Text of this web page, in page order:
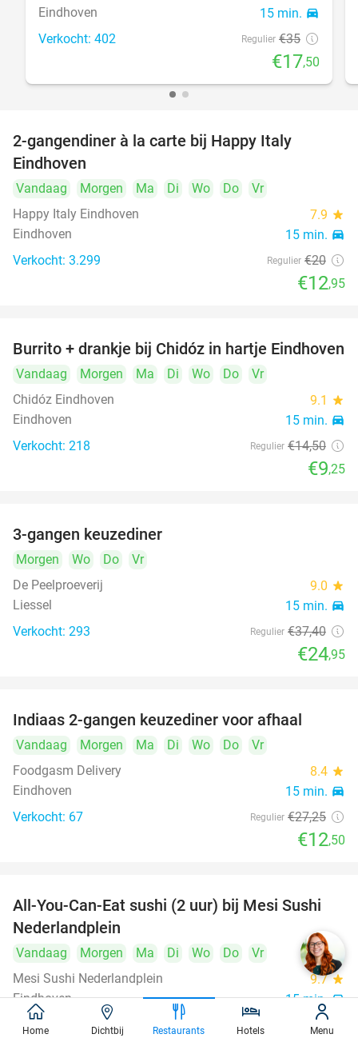
Eindhoven 15 min. directions_car
Verkocht: 402 Regulier €35
€17,50
2-gangendiner à la carte bij Happy Italy
Eindhoven
Vandaag Morgen Ma Di Wo Do
Vr
Happy Italy Eindhoven
7.9 star
Eindhoven 15 min. directions_car
Verkocht: 3.299 Regulier €20
€12,95
36%
Burrito + drankje bij Chidóz in hartje Eindhoven
Vandaag Morgen Ma Di Wo Do
Vr
Chidóz Eindhoven
9.1 star
Eindhoven 15 min. directions_car
Verkocht: 218 Regulier €14,50
€9,25
3-gangen keuzediner
Morgen Wo Do
Vr
De Peelproeverij
9.0 star
Liessel 15 min. directions_car
Verkocht: 293 Regulier €37,40
€24,95
Indiaas 2-gangen keuzediner voor afhaal
Vandaag Morgen Ma Di Wo Do
Vr
Foodgasm Delivery
8.4 star
Eindhoven 15 min. directions_car
Verkocht: 67 Regulier €27,25
€12,50
21%
All-You-Can-Eat sushi (2 uur) bij Mesi Sushi
Nederlandplein
Vandaag Morgen Ma Di Wo Do
Vr
Mesi Sushi Nederlandplein
9.7star
Eindhoven 15 min.directions_car
Verkocht: 491 Regulier ,95
Home Dichtbij Restaurants Hotels Menu